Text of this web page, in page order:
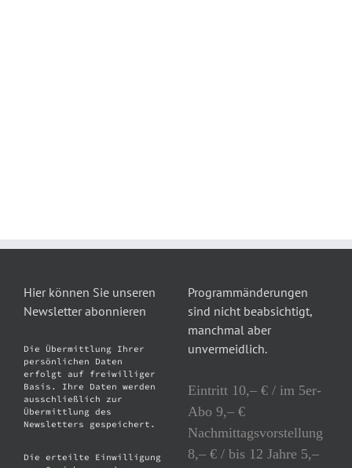
Hier können Sie unseren
Newsletter abonnieren
Die Übermittlung Ihrer
persönlichen Daten
erfolgt auf freiwilliger
Basis. Ihre Daten werden
ausschließlich zur
Übermittlung des
Newsletters gespeichert.
Die erteilte Einwilligung
Programmänderungen
sind nicht beabsichtigt,
manchmal aber
unvermeidlich.
Eintritt 10,– € / im 5er-
Abo 9,– €
Nachmittagsvorstellung
8,– € / bis 12 Jahre 5,–